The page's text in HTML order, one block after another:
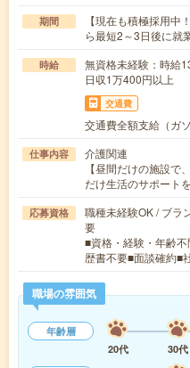
期間
【現在も積極採用中
ら最短2～3日後に就
時給
無資格未経験：時
日収1万400円以上
交通費
交通費全額支給（ガ
仕事内容
介護関連
【昼間だけの施設で
だけ生活のサポート
応募資格
職種未経験OK / ブラ
要
■資格・経験・年齢
歴書不要■面談確約■
職場の雰囲気
年齢層
20代
30代